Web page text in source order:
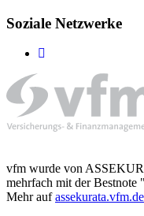
Soziale Netzwerke
vfm wurde von
mehrfach mit der Bestnote
Mehr aufassekurata.vfm.de